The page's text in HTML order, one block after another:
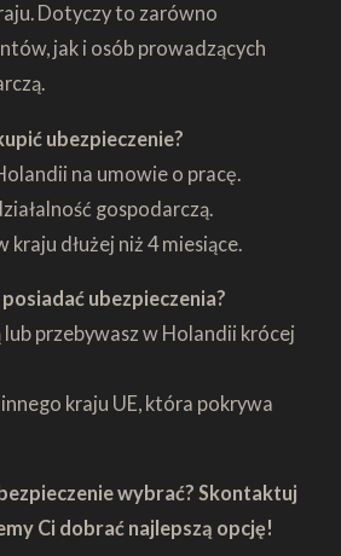
Dotyczy to zarówno
jak i osób prowadzących
ubezpieczenie?
na umowie o pracę.
gospodarczą.
dłużej niż 4 miesiące.
ubezpieczenia?
lub przebywasz w Holandii krócej
innego kraju UE, która pokrywa
wybrać? Skontaktuj
Ci dobrać najlepszą opcję!